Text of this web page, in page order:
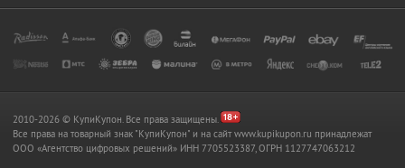
2010-2026 © КупиКупон. Все права защищены.
Все права на товарный знак "КупиКупон" и на сайт www.kupikupon.ru принадлежат
OOO «Агентство цифровых решений» ИНН 7705523387, ОГРН 1127747063212